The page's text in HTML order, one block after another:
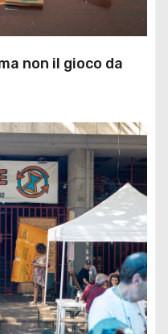
non il gioco da